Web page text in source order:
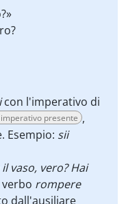
con l'imperativo di
presente ,
Esempio: sii
vaso, vero? Hai
rompere
dall'ausiliare